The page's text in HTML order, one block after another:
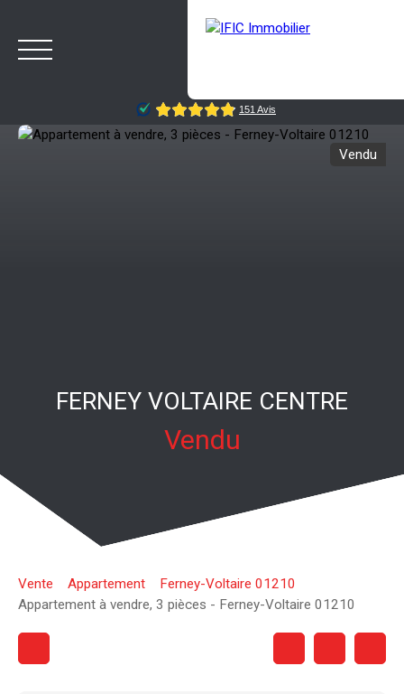
Vendu
FERNEY VOLTAIRE CENTRE
Vendu
Vente Appartement
Ferney-Voltaire 01210
Appartement à vendre, 3 pièces - Ferney-Voltaire 01210